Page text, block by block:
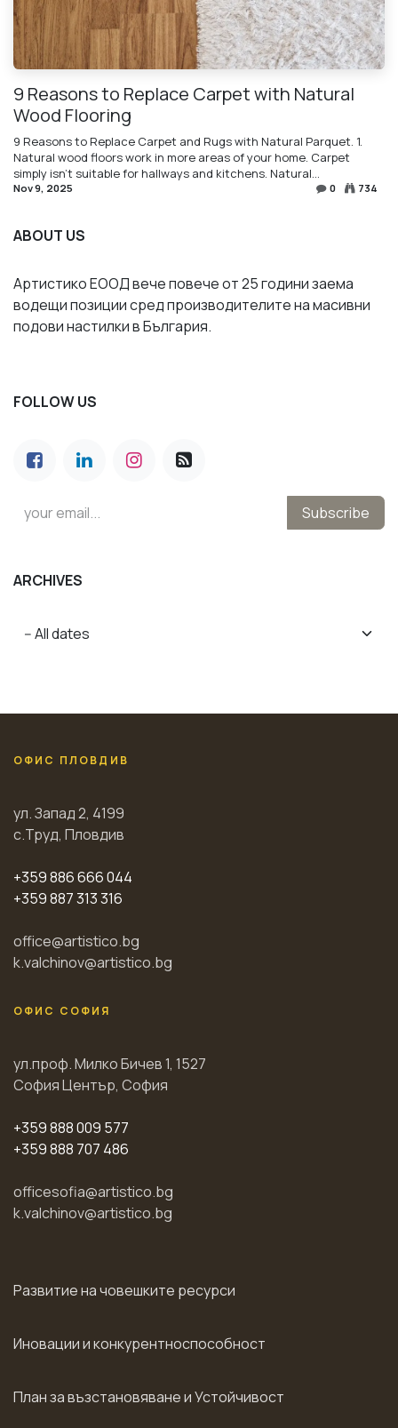
9 Reasons to Replace Carpet with Natural
Wood Flooring
9 Reasons to Replace Carpet and Rugs with Natural Parquet. 1.
Natural wood floors work in more areas of your home. Carpet
simply isn't suitable for hallways and kitchens. Natural...
Nov 9, 2025 0 734
ABOUT US
Артистико ЕООД вече повече от 25 години заема
водещи позиции сред производителите на масивни
подови настилки в България.
FOLLOW US
Subscribe
ARCHIVES
ОФИС ПЛОВДИВ
ул. Запад 2, 4199
с.Труд, Пловдив
+359 886 666 044
+359 887 313 316
office@artistico.bg
k.valchinov@artistico.bg
ОФИС СОФИЯ
ул.проф. Милко Бичев 1, 1527
София Център, София
+359 888 009 577
+359 888 707 486
officesofia@artistico.bg
k.valchinov@artistico.bg
Развитие на човешките ресурси
Иновации и конкурентноспособност
План за възстановяване и Устойчивост